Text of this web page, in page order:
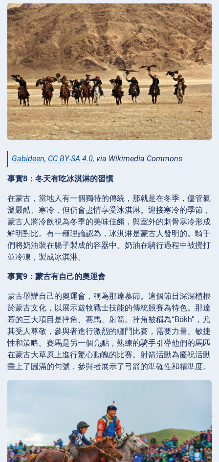
Gabideen, CC BY-SA 4.0, via Wikimedia Commons
事實8：冬天有吃冰淇淋的習慣
在蒙古，當地人有一個獨特的傳統，那就是在冬季，儘管氣
溫嚴酷、寒冷，但仍會盡情享受冰淇淋。迎接寒冷的季節，
蒙古人將冷飲視為冬季的美味佳餚，與室外的刺骨寒冷形成
鮮明對比。有一種理論認為，冰淇淋是蒙古人發明的。騎手
們將奶油裝在腸子製成的容器中。奶油在騎行過程中被攪打
並冷凍，製成冰淇淋。
事實9：蒙古有自己的奧運會
蒙古舉辦自己的奧運會，稱為那達慕節。這個節日深深植根
於蒙古文化，以展示遊牧戰士技能的傳統競賽為特色。那達
慕的三大項目是摔角、賽馬、射箭。摔角被稱為“Bökh”，尤
其受人尊敬，參與者進行激烈的纏鬥比賽，需要力量、敏捷
性和策略。賽馬是另一個亮點，熟練的騎手引導他們的馬匹
在蒙古大草原上進行驚心動魄的比賽。射箭活動為慶祝活動
畫上了圓滿的句號，參與者展示了弓箭的準確性和精準度。